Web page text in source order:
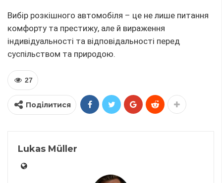
Вибір розкішного автомобіля – це не лише питання
комфорту та престижу, але й вираження
індивідуальності та відповідальності перед
суспільством та природою.
27
Поділитися
Lukas Müller